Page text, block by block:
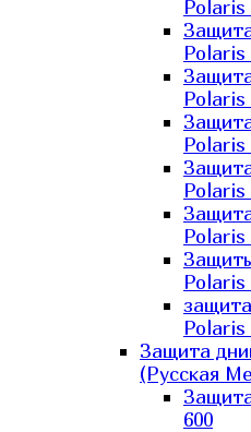
Polaris
Polaris
Polaris
Polaris
Polaris
Polaris
Polaris
Polaris
Защита
(Русская
600